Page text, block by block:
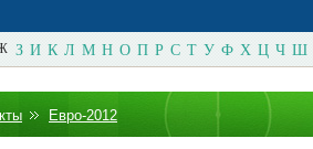
З И К Л М Н О П Р С Т У Ф Х Ц Ч Ш
Евро-2012